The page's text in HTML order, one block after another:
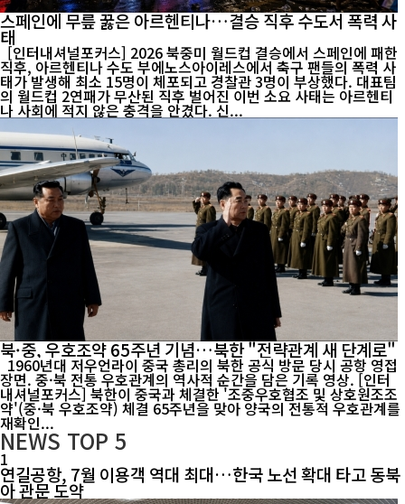
스페인에 무릎 꿇은 아르헨티나…결승 직후 수도서 폭력 사
태
[인터내셔널포커스] 2026 북중미 월드컵 결승에서 스페인에 패한
직후, 아르헨티나 수도 부에노스아이레스에서 축구 팬들의 폭력 사
태가 발생해 최소 15명이 체포되고 경찰관 3명이 부상했다. 대표팀
의 월드컵 2연패가 무산된 직후 벌어진 이번 소요 사태는 아르헨티
나 사회에 적지 않은 충격을 안겼다. 신...
북·중, 우호조약 65주년 기념…북한 "전략관계 새 단계로"
장면. 중·북 전통 우호관계의 역사적 순간을 담은 기록 영상. [인터
내셔널포커스] 북한이 중국과 체결한 '조중우호협조 및 상호원조조
약'(중·북 우호조약) 체결 65주년을 맞아 양국의 전통적 우호관계를
재확인...
NEWS TOP 5
1
연길공항, 7월 이용객 역대 최대…한국 노선 확대 타고 동북
아 관문 도약